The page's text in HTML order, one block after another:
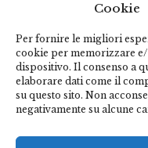
Cookie
Per fornire le migliori
cookie per memorizzare
dispositivo. Il consenso a
elaborare dati come il
su questo sito. Non
negativamente su alcune
Email*